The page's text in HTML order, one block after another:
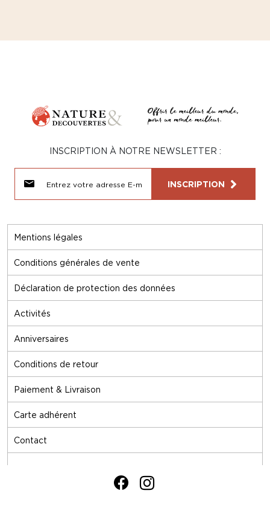
Mentions légales
Conditions générales de vente
Déclaration de protection des données
Activités
Anniversaires
Conditions de retour
Paiement & Livraison
Carte adhérent
Contact
INSCRIPTION À NOTRE NEWSLETTER :
INSCRIPTION